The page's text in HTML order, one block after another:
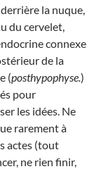
la nuque,
du cervelet,
connexe
de la
(posthypophyse.)
pour
les idées. Ne
rarement à
actes (tout
ne rien finir,